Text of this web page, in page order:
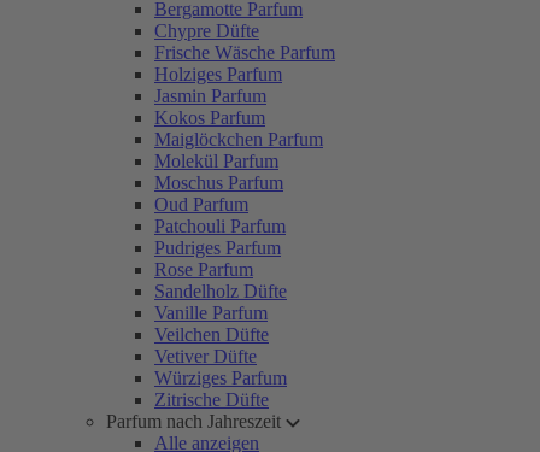
Bergamotte Parfum
Chypre Düfte
Frische Wäsche Parfum
Holziges Parfum
Jasmin Parfum
Kokos Parfum
Maiglöckchen Parfum
Molekül Parfum
Moschus Parfum
Oud Parfum
Patchouli Parfum
Pudriges Parfum
Rose Parfum
Sandelholz Düfte
Vanille Parfum
Veilchen Düfte
Vetiver Düfte
Würziges Parfum
Zitrische Düfte
Parfum nach Jahreszeit
Alle anzeigen